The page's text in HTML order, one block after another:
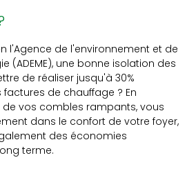
l'Agence de l'environnement et de
(ADEME), une bonne isolation des
de réaliser jusqu'à 30%
de chauffage ? En
vos combles rampants, vous
dans le confort de votre foyer,
des économies
terme.